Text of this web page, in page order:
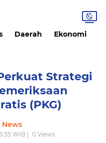
Daerah Ekonomi
Strategi
(PKG)
WIB | 0 Views